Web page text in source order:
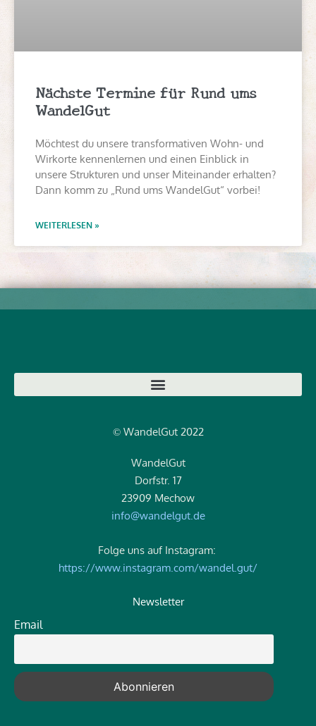
Nächste Termine für Rund ums
WandelGut
Möchtest du unsere transformativen Wohn- und
Wirkorte kennenlernen und einen Einblick in
unsere Strukturen und unser Miteinander erhalten?
Dann komm zu „Rund ums WandelGut“ vorbei!
WEITERLESEN »
© WandelGut 2022
WandelGut
Dorfstr. 17
23909 Mechow
info@wandelgut.de
Folge uns auf Instagram:
https://www.instagram.com/wandel.gut/
Newsletter
Email